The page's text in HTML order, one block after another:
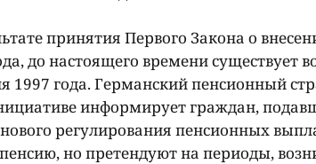
принятия Первого Закона о
до настоящего времени
1997 года. Германский пенсионный
информирует граждан,
регулирования пенсионных
но претендуют на периоды,